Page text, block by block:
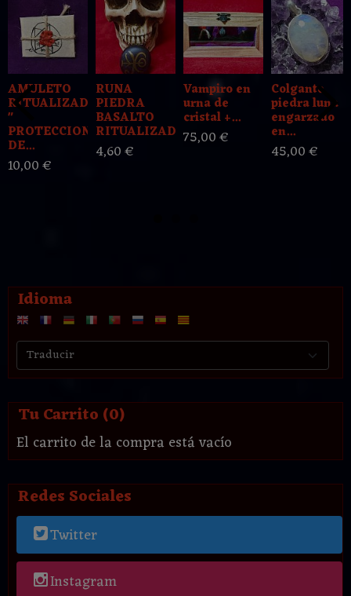
Idioma
Tu Carrito (0)
El carrito de la compra está vacío
Redes Sociales
Twitter
Instagram
AMULETO
RITUALIZADO
"
PROTECCION
DE...
10,00 €
RUNA
PIEDRA
BASALTO
RITUALIZADA...
4,60 €
Vampiro en
urna de
cristal +...
75,00 €
Colgante
piedra luna
engarzado
en...
45,00 €